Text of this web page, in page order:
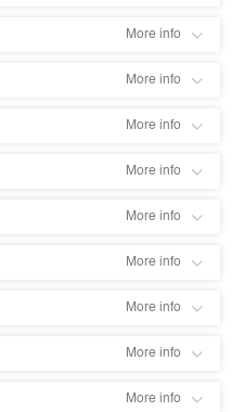
More info
More info
More info
More info
More info
More info
More info
More info
More info